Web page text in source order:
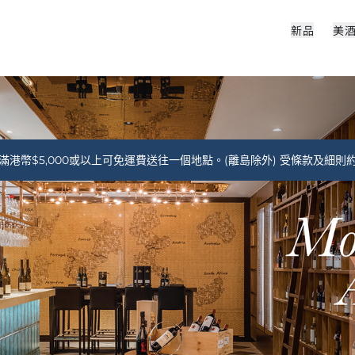
新品 美
港幣$5,000或以上可免運費送往一個地點。(離島除外) 受條款及細則